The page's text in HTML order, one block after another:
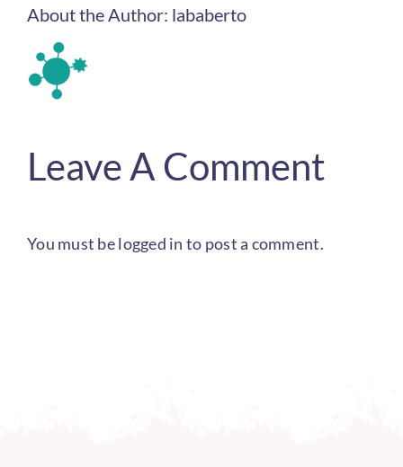
About the Author: lababerto
Leave A Comment
You must belogged in to post a comment.